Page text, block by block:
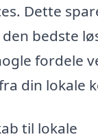
Dette
bedste
fordele
din lokale
til lokale